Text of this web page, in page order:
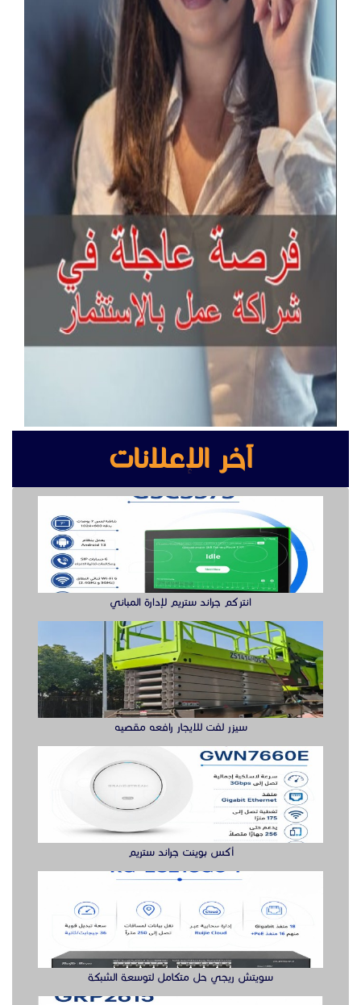
آخر الإعلانات
انتركم جراند ستريم لإدارة المباني
سيزر لفت للايجار رافعه مقصيه
أكس بوينت جراند ستريم
سويتش ريجي حل متكامل لتوسعة الشبكة